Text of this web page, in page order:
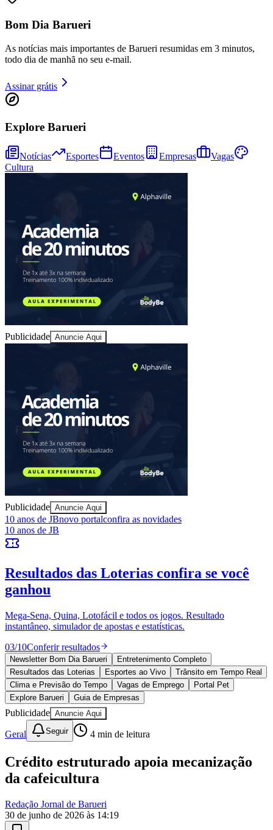
Vitória
Sport
Bom Dia Barueri
As notícias mais importantes de Barueri resumidas em 3 minutos,
todo dia de manhã no seu e-mail.
Assinar grátis
Explore Barueri
Notícias Esportes Eventos Empresas
Vagas
Cultura
Publicidade Anuncie Aqui
Publicidade Anuncie Aqui
10 anos de JBnovo portal